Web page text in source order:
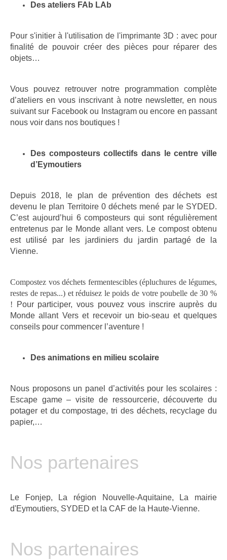
Des ateliers FAb LAb
Pour s'initier à l'utilisation de l'imprimante 3D : avec pour
finalité de pouvoir créer des pièces pour réparer des
objets…
Vous pouvez retrouver notre programmation complète
d’ateliers en vous inscrivant à notre newsletter, en nous
suivant sur Facebook ou Instagram ou encore en passant
nous voir dans nos boutiques !
Des composteurs collectifs dans le centre ville
d’Eymoutiers
Depuis 2018, le plan de prévention des déchets est
devenu le plan Territoire 0 déchets mené par le SYDED.
C’est aujourd’hui 6 composteurs qui sont régulièrement
entretenus par le Monde allant vers. Le compost obtenu
est utilisé par les jardiniers du jardin partagé de la
Vienne.
Compostez vos déchets fermentescibles (épluchures de légumes,
restes de repas...) et réduisez le poids de votre poubelle de 30 %
! Pour participer, vous pouvez vous inscrire auprès du
Monde allant Vers et recevoir un bio-seau et quelques
conseils pour commencer l’aventure !
Des animations en milieu scolaire
Nous proposons un panel d’activités pour les scolaires :
Escape game – visite de ressourcerie, découverte du
potager et du compostage, tri des déchets, recyclage du
papier,…
Nos partenaires
Le Fonjep, La région Nouvelle-Aquitaine, La mairie
d'Eymoutiers, SYDED et la CAF de la Haute-Vienne.
Nos partenaires